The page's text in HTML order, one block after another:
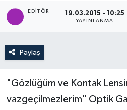
EDITÖR 19.03.2015 - 10:25
YAYINLANMA
Paylaş
"Gözlüğüm ve Kontak
vazgeçilmezlerim" Optik
Trafik Durumu